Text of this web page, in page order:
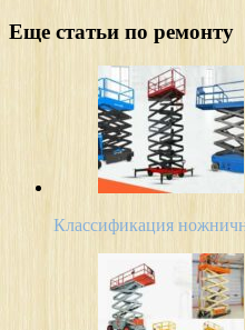
Еще статьи по ремонту
Классификация